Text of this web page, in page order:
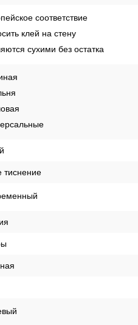
соответствие
клей на стену
сухими без остатка
тиснение